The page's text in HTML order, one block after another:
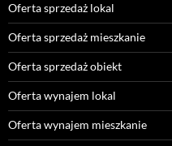
Oferta sprzedaż lokal
Oferta sprzedaż mieszkanie
Oferta sprzedaż obiekt
Oferta wynajem lokal
Oferta wynajem mieszkanie